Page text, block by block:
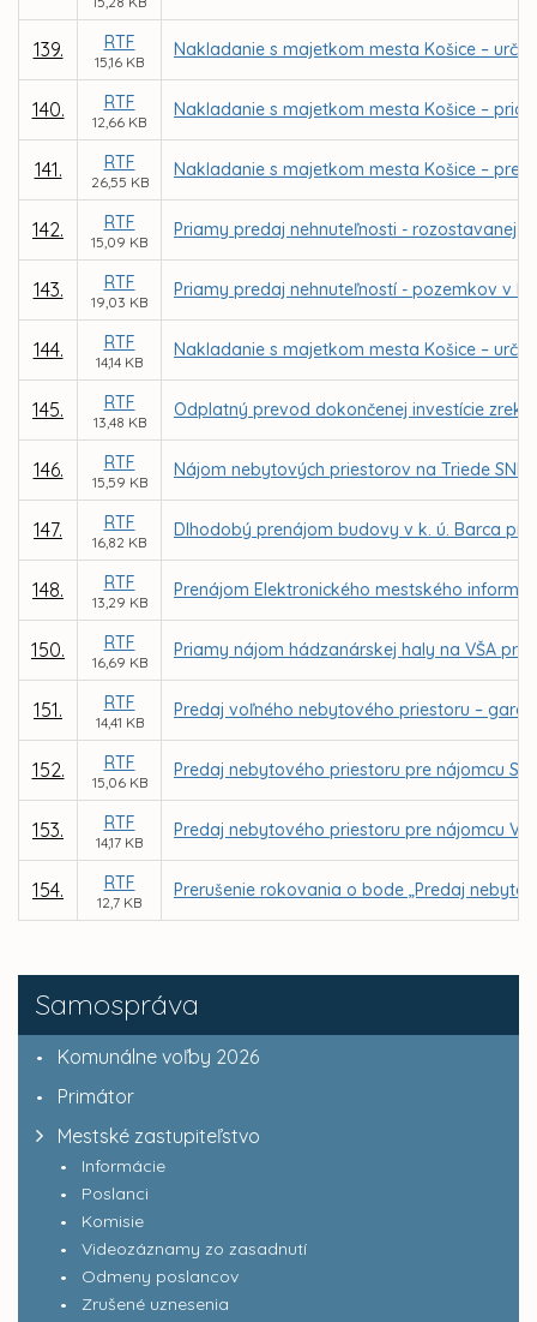
Samospráva
Komunálne voľby 2026
Primátor
Mestské zastupiteľstvo
Informácie
Poslanci
Komisie
Videozáznamy zo zasadnutí
Odmeny poslancov
Zrušené uznesenia
139. RTF
15,16 KB
Nakladanie s majetkom mesta Košice –
140. RTF
12,66 KB
Nakladanie s majetkom mesta Košice –
141. RTF
26,55 KB
Nakladanie s majetkom mesta Košice –
142. RTF
15,09 KB
Priamy predaj nehnuteľnosti - rozostavanej
143. RTF
19,03 KB
Priamy predaj nehnuteľností - pozemkov v k.
144. RTF
14,14 KB
Nakladanie s majetkom mesta Košice –
145. RTF
13,48 KB
Odplatný prevod dokončenej investície
146. RTF
15,59 KB
Nájom nebytových priestorov na Triede SNP
147. RTF
16,82 KB
Dlhodobý prenájom budovy v k. ú. Barca
148. RTF
13,29 KB
Prenájom Elektronického mestského
150. RTF
16,69 KB
Priamy nájom hádzanárskej haly na VŠA pre
151. RTF
14,41 KB
Predaj voľného nebytového priestoru –
152. RTF
15,06 KB
Predaj nebytového priestoru pre nájomcu
153. RTF
14,17 KB
Predaj nebytového priestoru pre nájomcu
154. RTF
12,7 KB
Prerušenie rokovania o bode „Predaj